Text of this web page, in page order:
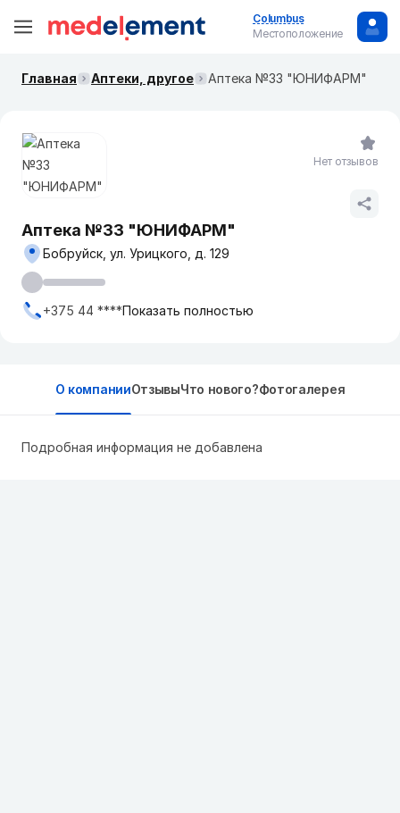
Columbus
Местоположение
Главная Аптеки, другое Аптека №33 "ЮНИФАРМ"
Аптека №33 "ЮНИФАРМ"
Бобруйск, ул. Урицкого, д. 129
+375 44 ****Показать полностью
Нет отзывов
О компанииОтзывыЧто нового?Фотогалерея
Подробная информация не добавлена